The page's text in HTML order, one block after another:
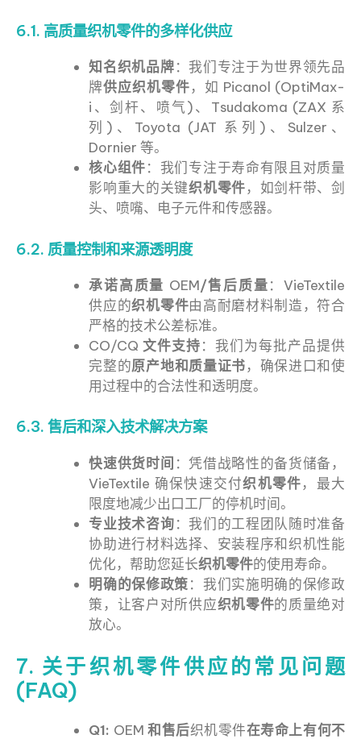
6.1. 高质量织机零件的多样化供应
知名织机品牌：我们专注于为世界领先品
牌供应织机零件，如 Picanol (OptiMax-
i、剑杆、喷气)、Tsudakoma (ZAX 系
列)、Toyota (JAT 系列)、Sulzer、
Dornier 等。
核心组件：我们专注于寿命有限且对质量
影响重大的关键织机零件，如剑杆带、剑
头、喷嘴、电子元件和传感器。
6.2. 质量控制和来源透明度
承诺高质量 OEM/售后质量：VieTextile
供应的织机零件由高耐磨材料制造，符合
严格的技术公差标准。
CO/CQ 文件支持：我们为每批产品提供
完整的原产地和质量证书，确保进口和使
用过程中的合法性和透明度。
6.3. 售后和深入技术解决方案
快速供货时间 ：凭借战略性的备货储备，
VieTextile 确保快速交付织机零件，最大
限度地减少出口工厂的停机时间。
专业技术咨询：我们的工程团队随时准备
协助进行材料选择、安装程序和织机性能
优化，帮助您延长织机零件的使用寿命。
明确的保修政策：我们实施明确的保修政
策，让客户对所供应织机零件的质量绝对
放心。
7. 关于织机零件供应的常见问题
(FAQ)
Q1: OEM 和售后织机零件在寿命上有何不